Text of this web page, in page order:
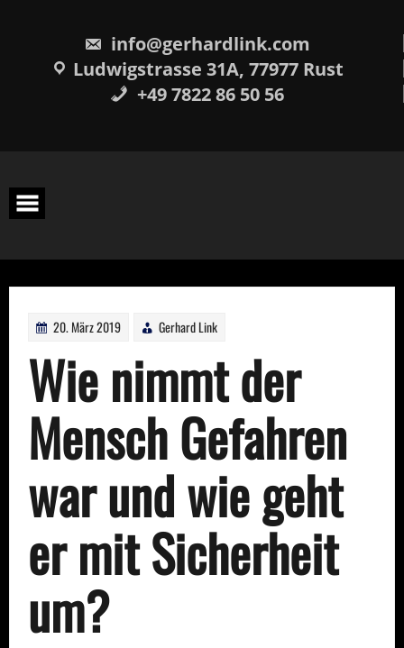
info@gerhardlink.com
Ludwigstrasse 31A, 77977 Rust
+49 7822 86 50 56
20. März 2019 Gerhard Link
Wie nimmt der
Mensch Gefahren
war und wie geht
er mit Sicherheit
um?